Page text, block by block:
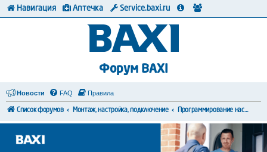
Форум BAXI
Новости FAQ Правила
Список форумов Монтаж, настройка, подключение Программирование настроек
Навигация Аптечка Service.baxi.ru